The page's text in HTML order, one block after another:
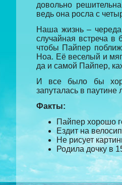
довольно
ведь она росла с
Наша жизнь –
случайная встреча в
чтобы Пайпер
Ноа. Её веселый и
да и самой Пайпер,
И все было бы
запуталась в
Факты:
Пайпер хорошо
Ездит на
Не рисует
Родила дочку в